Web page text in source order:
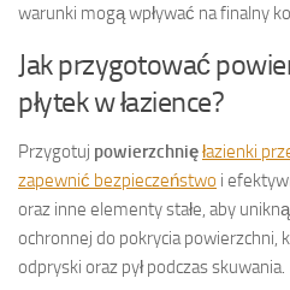
warunki mogą wpływać na finalny
Jak przygotować
płytek w łazience?
Przygotuj powierzchnięłazienki
zapewnić bezpieczeństwo i
oraz inne elementy stałe, aby
ochronnej do pokrycia powierzchni,
odpryski oraz pył podczas skuwania.